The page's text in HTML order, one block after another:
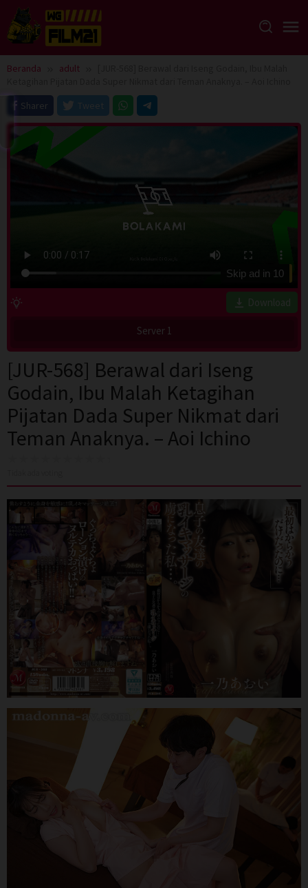
Loncat
konten
Beranda adult
Sharer
Tweet
Skip ad in 10
Download
Server 1
[JUR-568] Berawal dari Iseng
Godain, Ibu Malah Ketagihan
Pijatan Dada Super Nikmat dari
Teman Anaknya. – Aoi Ichino